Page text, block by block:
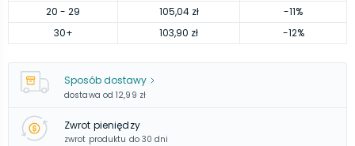
20 - 29 105,04 zł
-11%
30+ 103,90 zł -12%
Sposób dostawy
dostawa od 12,99 zł
Zwrot pieniędzy
zwrot produktu do 30 dni